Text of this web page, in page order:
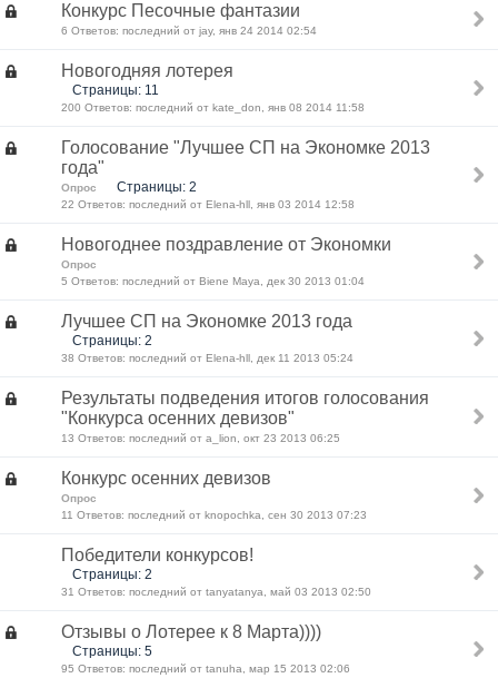
Конкурс Песочные фантазии
6 Ответов: последний от jay, янв 24 2014 02:54
Новогодняя лотерея
Страницы: 11
200 Ответов: последний от kate_don, янв 08 2014 11:58
Голосование "Лучшее СП на Экономке 2013
года"
Опрос Страницы: 2
22 Ответов: последний от Elena-hll, янв 03 2014 12:58
Новогоднее поздравление от Экономки
Опрос
5 Ответов: последний от Biene Maya, дек 30 2013 01:04
Лучшее СП на Экономке 2013 года
Страницы: 2
38 Ответов: последний от Elena-hll, дек 11 2013 05:24
Результаты подведения итогов голосования
"Конкурса осенних девизов"
13 Ответов: последний от a_lion, окт 23 2013 06:25
Конкурс осенних девизов
Опрос
11 Ответов: последний от knopochka, сен 30 2013 07:23
Победители конкурсов!
Страницы: 2
31 Ответов: последний от tanyatanya, май 03 2013 02:50
Отзывы о Лотерее к 8 Марта))))
Страницы: 5
95 Ответов: последний от tanuha, мар 15 2013 02:06